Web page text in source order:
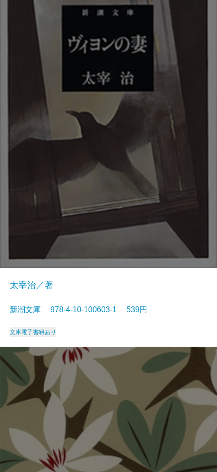
太宰治／著
新潮文庫 978-4-10-100603-1 539円
文庫電子書籍あり